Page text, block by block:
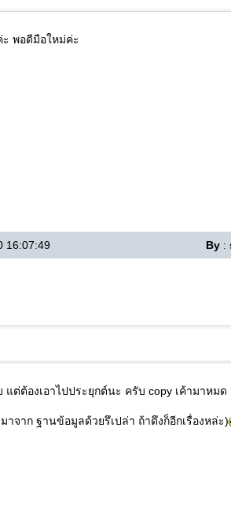
ะ พอดีมือใหม่ค่ะ
16:07:49 By :
แต่ต้องเอาไปประยุกต์นะ ครับ copy เค้ามาหมด
าจาก ฐานข้อมูลด้วยรึเปล่า ถ้าดึงก็อีกเรื่องหล่ะ)